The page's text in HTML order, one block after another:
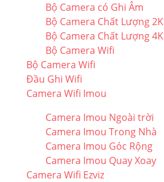
Bộ Camera có Ghi Âm
Bộ Camera Chất Lượng 2K
Bộ Camera Chất Lượng 4K
Bộ Camera Wifi
Bộ Camera Wifi
Đầu Ghi Wifi
Camera Wifi Imou
Camera Imou Ngoài trời
Camera Imou Trong Nhà
Camera Imou Góc Rộng
Camera Imou Quay Xoay
Camera Wifi Ezviz